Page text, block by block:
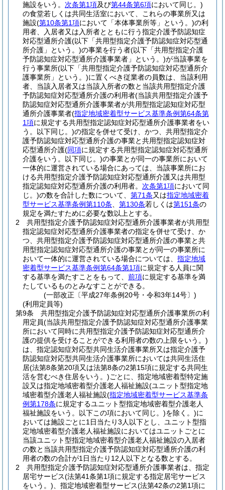
施設をいう。 次条第1項及び第44条第6項において同じ。)
の食堂若しくは共同生活室において、これらの事業所又は
施設(第10条第1項において「本体事業所等」という。)の利
用者、入居者又は入所者とともに行う指定介護予防認知症
対応型通所介護(以下「共用型指定介護予防認知症対応型通
所介護」という。)の事業を行う者(以下「共用型指定介護
予防認知症対応型通所介護事業者」という。)が当該事業を
行う事業所(以下「共用型指定介護予防認知症対応型通所介
護事業所」という。)に置くべき従業者の員数は、当該利用
者、当該入居者又は当該入所者の数と当該共用型指定介護
予防認知症対応型通所介護の利用者(当該共用型指定介護予
防認知症対応型通所介護事業者が共用型指定認知症対応型
通所介護事業者(指定地域密着型サービス基準条例第64条第
1項に規定する共用型指定認知症対応型通所介護事業者をい
う。以下同じ。)の指定を併せて受け、かつ、共用型指定介
護予防認知症対応型通所介護の事業と共用型指定認知症対
応型通所介護(同項に規定する共用型指定認知症対応型通所
介護をいう。以下同じ。)の事業とが同一の事業所において
一体的に運営されている場合にあっては、当該事業所にお
ける共用型指定介護予防認知症対応型通所介護又は共用型
指定認知症対応型通所介護の利用者。 次条第1項において同
じ。)の数を合計した数について、 第71条又は指定地域密着
型サービス基準条例第110条
第130条若しくは第151条の
規定を満たすために必要な数以上とする。
2
共用型指定介護予防認知症対応型通所介護事業者が共用型
指定認知症対応型通所介護事業者の指定を併せて受け、か
つ、共用型指定介護予防認知症対応型通所介護の事業と共
用型指定認知症対応型通所介護の事業とが同一の事業所に
おいて一体的に運営されている場合については、 指定地域
密着型サービス基準条例第64条第1項に規定する人員に関
する基準を満たすことをもって、 前項に規定する基準を満
たしているものとみなすことができる。
(一部改正〔平成27年条例20号・令和3年14号〕)
(利用定員等)
第9条
共用型指定介護予防認知症対応型通所介護事業所の利
用定員(当該共用型指定介護予防認知症対応型通所介護事業
所において同時に共用型指定介護予防認知症対応型通所介
護の提供を受けることができる利用者の数の上限をいう。)
は、指定認知症対応型共同生活介護事業所又は指定介護予
防認知症対応型共同生活介護事業所においては共同生活住
居(法第8条第20項又は法第8条の2第15項に規定する共同生
活を営むべき住居をいう。)ごとに、指定地域密着型特定施
設又は指定地域密着型介護老人福祉施設(ユニット型指定地
域密着型介護老人福祉施設(指定地域密着型サービス基準条
例第178条に規定するユニット型指定地域密着型介護老人
福祉施設をいう。以下この項において同じ。)を除く。)に
おいては施設ごとに1日当たり3人以下とし、ユニット型指
定地域密着型介護老人福祉施設においてはユニットごとに
当該ユニット型指定地域密着型介護老人福祉施設の入居者
の数と当該共用型指定介護予防認知症対応型通所介護の利
用者の数の合計が1日当たり12人以下となる数とする。
2
共用型指定介護予防認知症対応型通所介護事業者は、指定
居宅サービス(法第41条第1項に規定する指定居宅サービス
をいう。) 、指定地域密着型サービス(法第42条の2第1項に